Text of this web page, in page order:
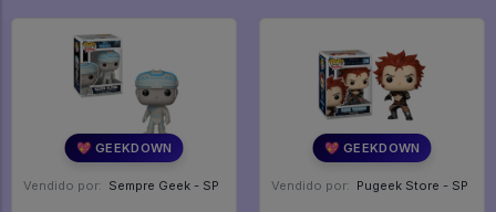
💖 GEEKDOWN
Vendido por: Sempre Geek - SP
💖 GEEKDOWN
Vendido por: Pugeek Store - SP